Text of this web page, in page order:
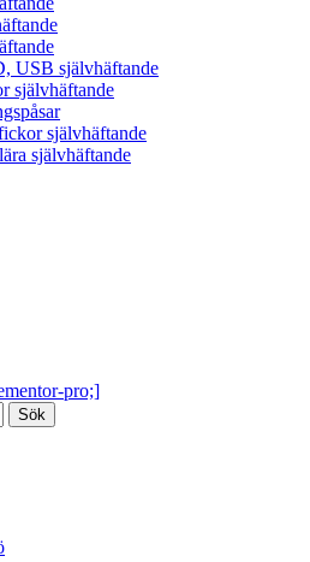
USB självhäftande
självhäftande
självhäftande
självhäftande
pro;]
Sök